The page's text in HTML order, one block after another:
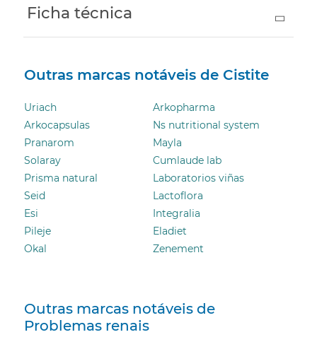
Ficha técnica
Outras marcas notáveis ​​de Cistite
Uriach
Arkopharma
Arkocapsulas
Ns nutritional system
Pranarom
Mayla
Solaray
Cumlaude lab
Prisma natural
Laboratorios viñas
Seid
Lactoflora
Esi
Integralia
Pileje
Eladiet
Okal
Zenement
Outras marcas notáveis ​​de
Problemas renais